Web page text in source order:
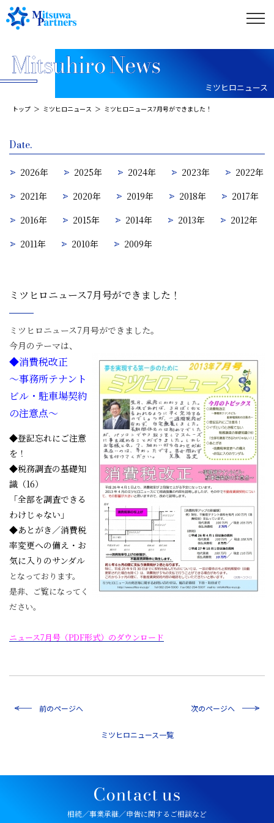
ミツヒロニュース
トップ ミツヒロニュース ミツヒロニュース7月号ができました！
ミツヒロニュース7月号ができました！
ミツヒロニュース7月号ができました。
今月のテーマは、
◆消費税改正
～事務所テナント
ビル・駐車場契約
の注意点～
◆登記忘れにご注意
を！
◆税務調査の基礎知
識（16）
「全部を調査できる
わけじゃない」
◆あとがき／消費税
率変更への備え・お
気に入りのサンダル
となっております。
是非、ご覧になってく
ださい。
ニュース7月号（PDF形式）のダウンロード
前のページへ
一覧
次のページへ
Date.
2026年 2025年 2024年 2023年
2022年
2021年
2020年 2019年 2018年
2017年
2016年
2015年 2014年 2013年
2012年
2011年
2010年 2009年
相続／事業承継／申告に関するご相談など